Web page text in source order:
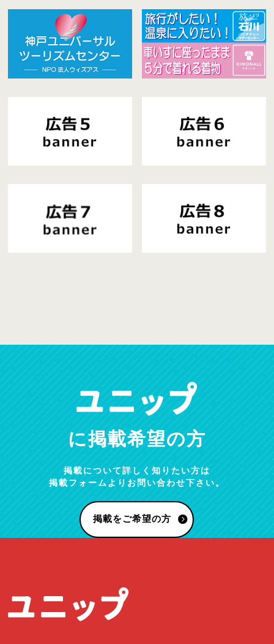
に掲載希望の方
掲載について詳しく知りたい方は
掲載フォームよりお問い合わせ下さい。
掲載をご希望の方